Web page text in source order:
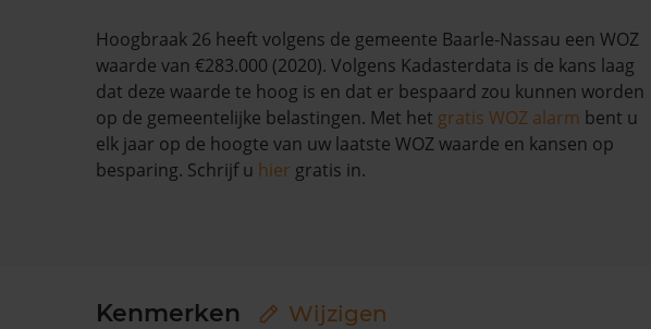
Hoogbraak 26 heeft volgens de gemeente Baarle-Nassau een WOZ
waarde van €283.000 (2020). Volgens Kadasterdata is de kans laag
dat deze waarde te hoog is en dat er bespaard zou kunnen worden
op de gemeentelijke belastingen. Met het gratis WOZ alarm bent u
elk jaar op de hoogte van uw laatste WOZ waarde en kansen op
besparing. Schrijf u hier gratis in.
Kenmerken Wijzigen